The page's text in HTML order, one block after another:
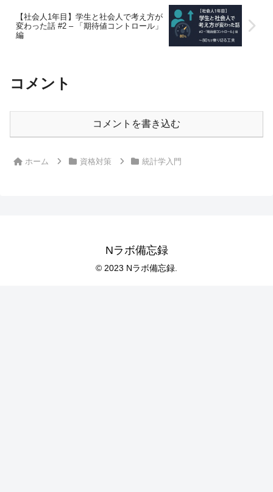
【社会人1年目】学生と社会人で考え方が
変わった話 #2 – 「期待値コントロール」
編
コメント
コメントを書き込む
ホーム 資格対策 統計学入門
Nラボ備忘録
© 2023 Nラボ備忘録.